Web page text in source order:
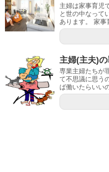
主婦は家事育児
と世の中なって
あります。 家事
主婦(主夫)
専業主婦たちが
て不思議に思う
ば働いたらいい